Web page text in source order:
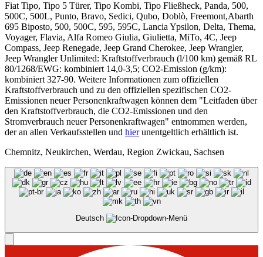
Fiat Tipo, Tipo 5 Türer, Tipo Kombi, Tipo Fließheck, Panda, 500,
500C, 500L, Punto, Bravo, Sedici, Qubo, Doblò, Freemont,Abarth
695 Biposto, 500, 500C, 595, 595C, Lancia Ypsilon, Delta, Thema,
Voyager, Flavia, Alfa Romeo Giulia, Giulietta, MiTo, 4C, Jeep
Compass, Jeep Renegade, Jeep Grand Cherokee, Jeep Wrangler,
Jeep Wrangler Unlimited: Kraftstoffverbrauch (l/100 km) gemäß RL
80/1268/EWG: kombiniert 14,0-3,5; CO2-Emission (g/km):
kombiniert 327-90. Weitere Informationen zum offiziellen
Kraftstoffverbrauch und zu den offiziellen spezifischen CO2-
Emissionen neuer Personenkraftwagen können dem "Leitfaden über
den Kraftstoffverbrauch, die CO2-Emissionen und den
Stromverbrauch neuer Personenkraftwagen" entnommen werden,
der an allen Verkaufsstellen und hierunentgeltlich erhältlich ist.
Chemnitz, Neukirchen, Werdau, Region Zwickau, Sachsen
Deutsch